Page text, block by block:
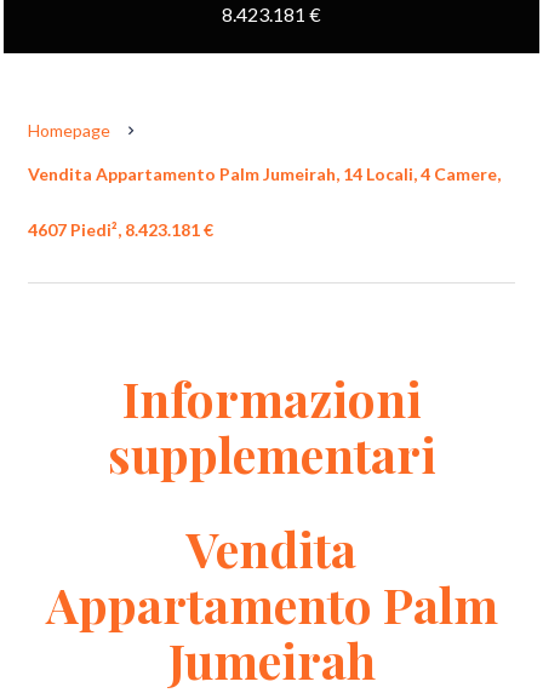
8.423.181 €
Homepage
Vendita Appartamento Palm Jumeirah, 14 Locali, 4 Camere,
4607 Piedi², 8.423.181 €
Informazioni
supplementari
Vendita
Appartamento Palm
Jumeirah